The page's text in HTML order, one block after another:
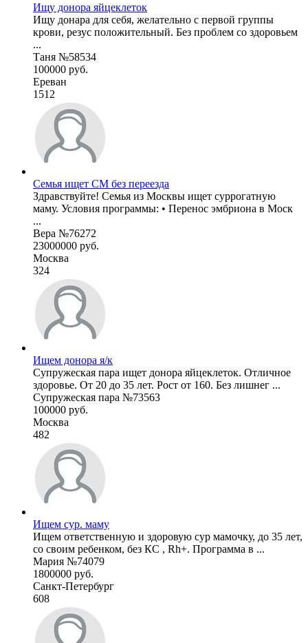
Ищу донора яйцеклеток
Ищу донара для себя, желательно с первой группы
крови, резус положительный. Без проблем со здоровьем
...
Таня №58534
100000 руб.
Ереван
1512
Семья ищет СМ без переезда
Здравствуйте! Семья из Москвы ищет суррогатную
маму. Условия программы: • Перенос эмбриона в Моск
...
Вера №76272
23000000 руб.
Москва
324
Ищем донора я/к
Супружеская пара ищет донора яйцеклеток. Отличное
здоровье. От 20 до 35 лет. Рост от 160. Без лишнег ...
Супружеская пара №73563
100000 руб.
Москва
482
Ищем сур. маму
Ищем ответственную и здоровую сур мамочку, до 35 лет,
со своим ребенком, без КС , Rh+. Программа в ...
Мария №74079
1800000 руб.
Санкт-Петербург
608